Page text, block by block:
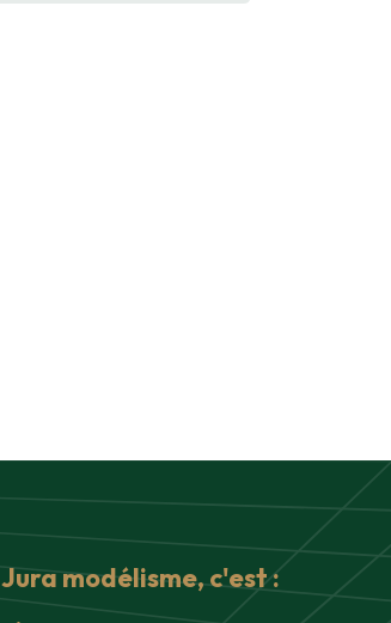
Jura modélisme, c'est :